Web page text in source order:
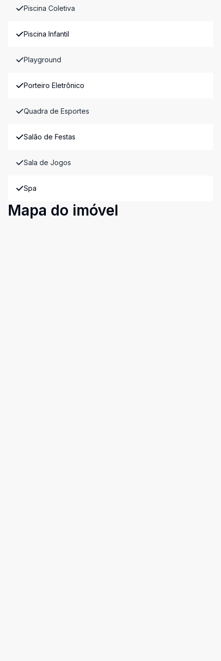
Piscina Coletiva
Piscina Infantil
Playground
Porteiro Eletrônico
Quadra de Esportes
Salão de Festas
Sala de Jogos
Spa
Mapa do imóvel